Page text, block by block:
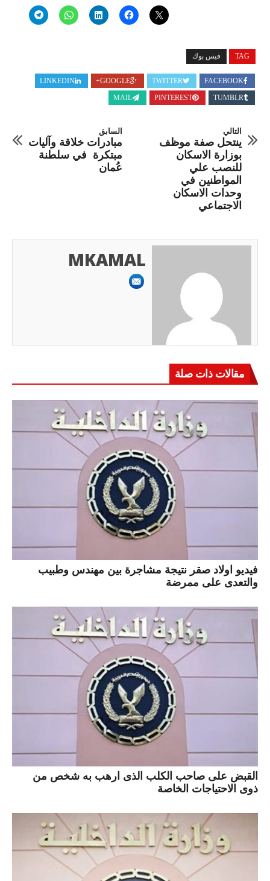
TAG فيس بوك
FACEBOOK
TWITTER
GOOGLE+
LINKEDIN
TUMBLR
PINTEREST
MAIL
السابق
مبادرات خلاقة وآليات
مبتكرة في سلطنة
عُمان
التالي
ينتحل صفة موظف
بوزارة الاسكان
للنصب علي
المواطنين في
وحدات الاسكان
الاجتماعي
MKAMAL
مقالات ذات صلة
فيديو اولاد صقر نتيجة مشاجرة بين مهندس وطبيب
والتعدى على ممرضة
القبض على صاحب الكلب الذى ارهب به شخص من
ذوى الاحتياجات الخاصة